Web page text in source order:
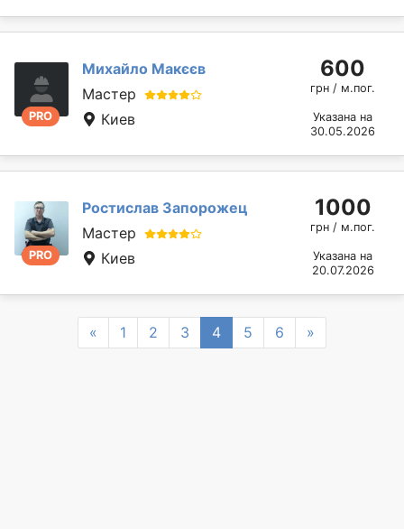
PRO
Михайло Макєєв
Мастер
Киев
600
грн / м.пог.
Указана на
30.05.2026
PRO
Ростислав Запорожец
Мастер
Киев
1000
грн / м.пог.
Указана на
20.07.2026
« Previous
1 2 3 4 5 6 »